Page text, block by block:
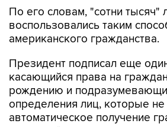
По его словам, "сотни тысяч"
воспользовались таким
американского гражданства.
Президент подписал еще
касающийся права на
рождению и
определения лиц, которые
автоматическое получение